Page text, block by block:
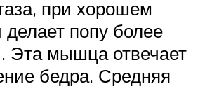
при хорошем
делает попу более
Эта мышца отвечает
бедра. Средняя